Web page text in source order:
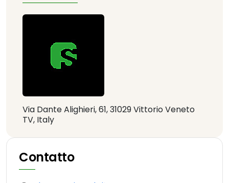
Via Dante Alighieri, 61, 31029 Vittorio Veneto
TV, Italy
Contatto